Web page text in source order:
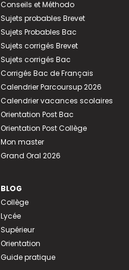
Conseils et Méthodo
Sujets probables Brevet
Sujets Probables Bac
Sujets corrigés Brevet
Sujets corrigés Bac
Corrigés Bac de Français
Calendrier Parcoursup 2026
Calendrier vacances scolaires
Orientation Post Bac
Orientation Post Collège
Mon master
Grand Oral 2026
BLOG
Collège
Lycée
Supérieur
Orientation
Guide pratique